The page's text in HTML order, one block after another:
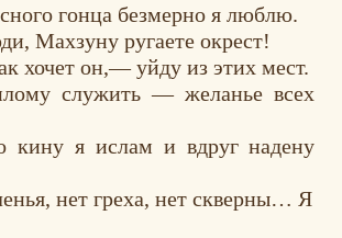
гонца безмерно я люблю.
Махзуну ругаете окрест!
хочет он,— уйду из этих мест.
служить — желанье всех
кину я ислам и вдруг надену
нет греха, нет скверны… Я